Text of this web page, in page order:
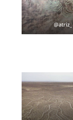
@atriz_